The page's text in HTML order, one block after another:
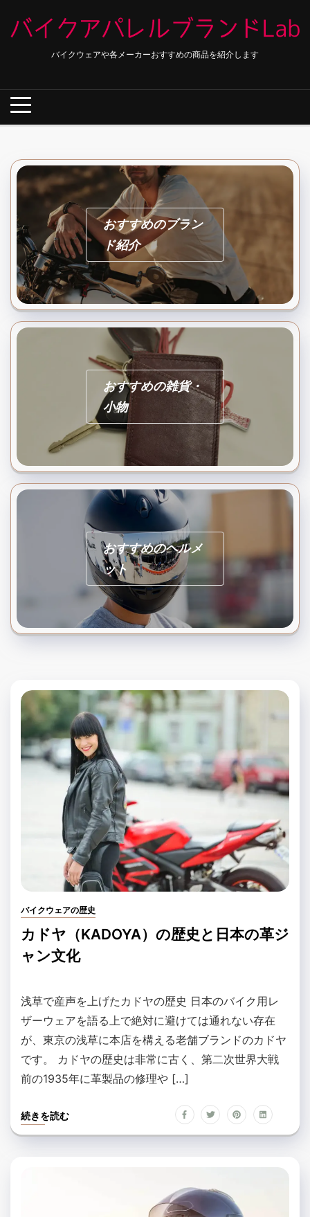
バイクウェアや各メーカーおすすめの商品を紹介します
おすすめのブラン
ド紹介
おすすめの雑貨・
小物
おすすめのヘルメ
ット
バイクウェアの歴史
カドヤ（KADOYA）の歴史と日本の革ジ
ャン文化
浅草で産声を上げたカドヤの歴史 日本のバイク用レ
ザーウェアを語る上で絶対に避けては通れない存在
が、東京の浅草に本店を構える老舗ブランドのカドヤ
です。 カドヤの歴史は非常に古く、第二次世界大戦
前の1935年に革製品の修理や […]
続きを読む